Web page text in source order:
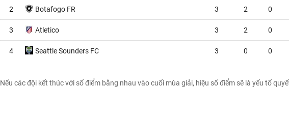
2 Botafogo FR 3 2 0
3 Atletico 3 2 0
4 Seattle Sounders FC 3 0 0
Nếu các đội kết thúc với số điểm bằng nhau vào cuối mùa giải, hiệu số điểm sẽ là yếu tố